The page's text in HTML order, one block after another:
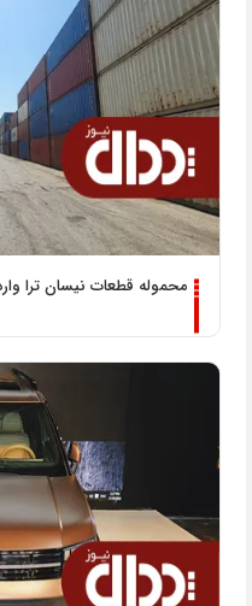
محموله قطعات نیسان ترا